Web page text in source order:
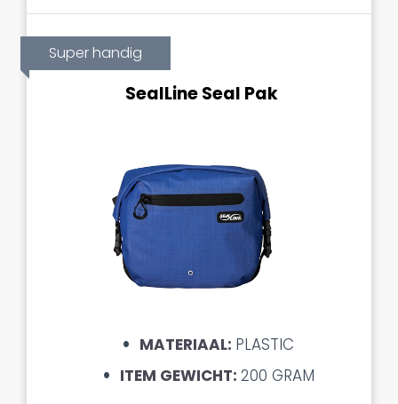
Super handig
SealLine Seal Pak
MATERIAAL: PLASTIC
ITEM GEWICHT: 200 GRAM